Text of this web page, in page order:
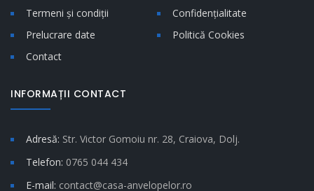
Termeni și condiții
Confidențialitate
Prelucrare date
Politică Cookies
Contact
INFORMAȚII CONTACT
Adresă: Str. Victor Gomoiu nr. 28, Craiova, Dolj.
Telefon: 0765 044 434
E-mail: contact@casa-anvelopelor.ro